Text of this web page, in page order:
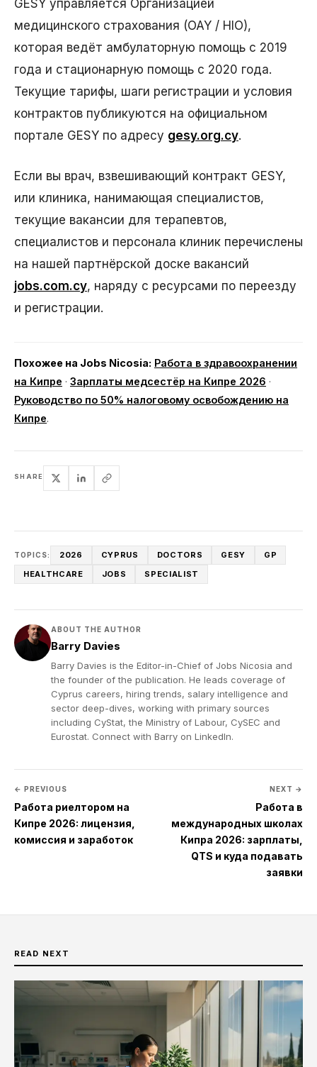
GESY управляется Организацией
медицинского страхования (ΟΑΥ / HIO),
которая ведёт амбулаторную помощь с 2019
года и стационарную помощь с 2020 года.
Текущие тарифы, шаги регистрации и условия
контрактов публикуются на официальном
портале GESY по адресу gesy.org.cy.
Если вы врач, взвешивающий контракт GESY,
или клиника, нанимающая специалистов,
текущие вакансии для терапевтов,
специалистов и персонала клиник перечислены
на нашей партнёрской доске вакансий
jobs.com.cy, наряду с ресурсами по переезду
и регистрации.
Похожее на Jobs Nicosia: Работа в здравоохранении
на Кипре · Зарплаты медсестёр на Кипре 2026 ·
Руководство по 50% налоговому освобождению на
Кипре.
SHARE
TOPICS: 2026 CYPRUS DOCTORS GESY
GP
HEALTHCARE
JOBS SPECIALIST
ABOUT THE AUTHOR
Barry Davies
Barry Davies is the Editor-in-Chief of Jobs Nicosia and
the founder of the publication. He leads coverage of
Cyprus careers, hiring trends, salary intelligence and
sector deep-dives, working with primary sources
including CyStat, the Ministry of Labour, CySEC and
Eurostat. Connect with Barry on LinkedIn.
← PREVIOUS
Работа риелтором на
Кипре 2026: лицензия,
комиссия и заработок
NEXT →
Работа в
международных школах
Кипра 2026: зарплаты,
QTS и куда подавать
заявки
READ NEXT